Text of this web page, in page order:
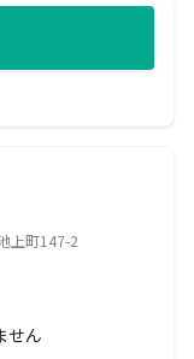
上町147-2
せん